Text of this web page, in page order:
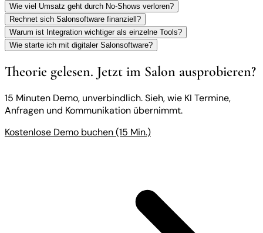
Wie viel Umsatz geht durch No-Shows verloren?
Rechnet sich Salonsoftware finanziell?
Warum ist Integration wichtiger als einzelne Tools?
Wie starte ich mit digitaler Salonsoftware?
Theorie gelesen. Jetzt im Salon ausprobieren?
15 Minuten Demo, unverbindlich. Sieh, wie KI Termine,
Anfragen und Kommunikation übernimmt.
Kostenlose Demo buchen (15 Min.)